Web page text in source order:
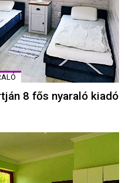
8 fős nyaraló kiadó